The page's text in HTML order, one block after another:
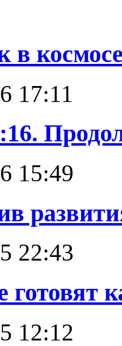
в
17:11
15:49
22:43
готовят
12:12